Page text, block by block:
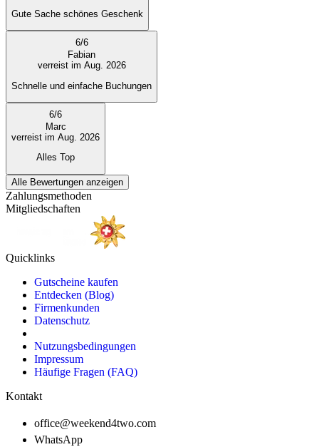
Gute Sache schönes Geschenk
6/6
Fabian
verreist im Aug. 2026
Schnelle und einfache Buchungen
6/6
Marc
verreist im Aug. 2026
Alles Top
Alle Bewertungen anzeigen
Zahlungsmethoden
Mitgliedschaften
Quicklinks
Gutscheine kaufen
Entdecken (Blog)
Firmenkunden
Datenschutz
Nutzungsbedingungen
Impressum
Häufige Fragen (FAQ)
Kontakt
office@weekend4two.com
WhatsApp